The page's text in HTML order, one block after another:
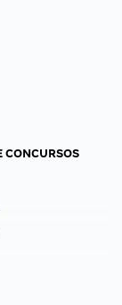
CONCURSOS